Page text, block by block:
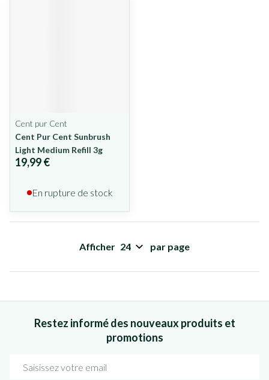
Cent pur Cent
Cent Pur Cent Sunbrush
Light Medium Refill 3g
19,99 €
En rupture de stock
Afficher par page
Restez informé des nouveaux produits et
promotions